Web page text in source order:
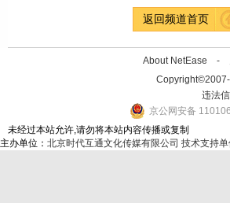
返回频道首页
About NetEase -
违法
京公网安备
未经过本站允许,请勿将本站内容传播或复制
主办单位： 北京时代互通文化传媒有限公司 技术支持